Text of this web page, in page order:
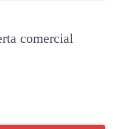
comercial